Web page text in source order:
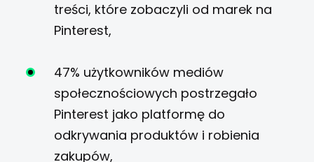
treści, które zobaczyli od marek na
Pinterest,
47% użytkowników mediów
społecznościowych postrzegało
Pinterest jako platformę do
odkrywania produktów i robienia
zakupów,